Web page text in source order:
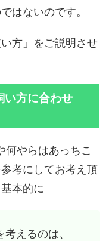
はないのです。
方」をご説明させ
い方に合わせ
何やらはあっちこ
考にしてお考え頂
本的に
えるのは、